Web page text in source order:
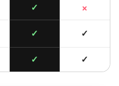
✓ ×
✓ ✓
✓ ✓